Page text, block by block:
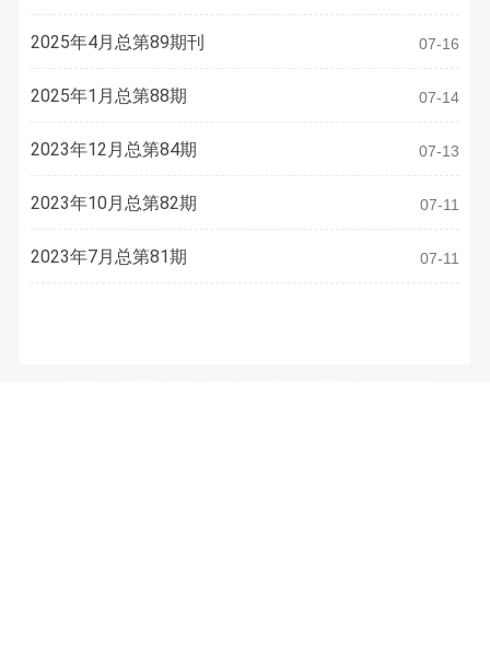
2025年4月总第89期刊 07-16
2025年1月总第88期 07-14
2023年12月总第84期 07-13
2023年10月总第82期 07-11
2023年7月总第81期 07-11